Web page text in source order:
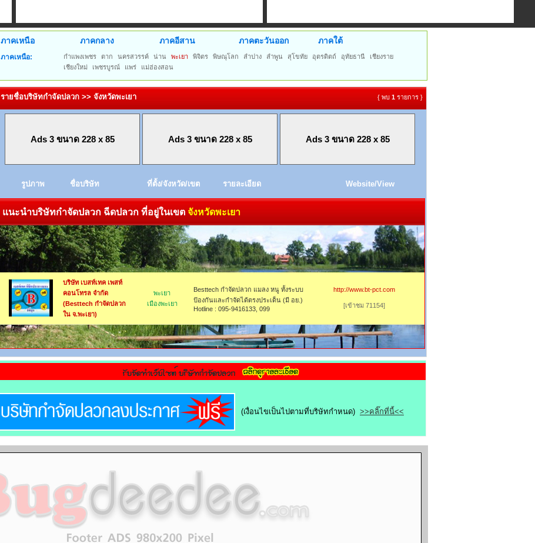
ภาคเหนือ ภาคกลาง ภาคอีสาน ภาคตะวันออก ภาคใต้
ภาคเหนือ: กำแพงเพชร ตาก นครสวรรค์ น่าน พะเยา พิจิตร พิษณุโลก ลำปาง ลำพูน สุโขทัย อุตรดิตถ์ อุทัยธานี
เชียงราย
เชียงใหม่
เพชรบูรณ์ แพร่ แม่ฮ่องสอน
รายชื่อบริษัทกำจัดปลวก >> จังหวัดพะเยา { พบ 1 รายการ }
Ads 3 ขนาด 228 x 85 Ads 3 ขนาด 228 x 85 Ads 3 ขนาด 228 x 85
รูปภาพ ชื่อบริษัท ที่ตั้ง/จังหวัด/เขต รายละเอียด Website/View
แนะนำบริษัทกำจัดปลวก ฉีดปลวก ที่อยู่ในเขต จังหวัดพะเยา
บริษัท เบสท์เทค เพสท์
คอนโทรล จำกัด
(Besttech กำจัดปลวก
ใน จ.พะเยา)
พะเยา
เมืองพะเยา
Besttech กำจัดปลวก แมลง หนู ทั้งระบบ
ป้องกันและกำจัดได้ตรงประเด็น (มี อย.)
Hotline : 095-9416133, 099
http://www.bt-pct.com
[เข้าชม 71154]
(เงื่อนไขเป็นไปตามที่บริษัทกำหนด) >>คลิ๊กที่นี้<<